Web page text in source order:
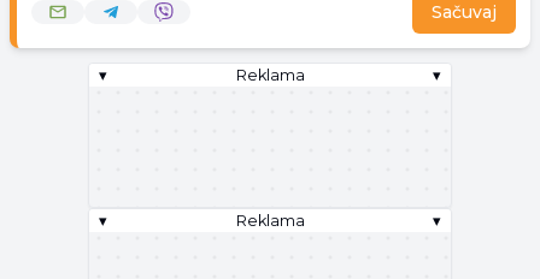
Sačuvaj
▾ Reklama ▾
▾ Reklama ▾